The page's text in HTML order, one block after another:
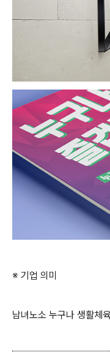
※ 기업 의미
남녀노소 누구나 생활체